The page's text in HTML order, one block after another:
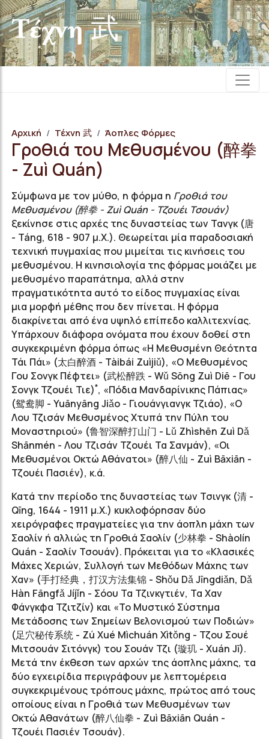
Τέχνη 武
Αρχική Τέχνη 武 Άοπλες Φόρμες
Γροθιά του Μεθυσμένου (醉拳
- Zuì Quán)
Σύμφωνα με τον μύθο, η φόρμα η Γροθιά του
Μεθυσμένου (醉拳 - Zuì Quán - Τζουέι Τσουάν)
ξεκίνησε στις αρχές της δυναστείας των Τανγκ (唐
- Táng, 618 - 907 μ.Χ.). Θεωρείται μία παραδοσιακή
τεχνική πυγμαχίας που μιμείται τις κινήσεις του
μεθυσμένου. Η κινησιολογία της φόρμας μοιάζει με
μεθυσμένο παραπάτημα, αλλά στην
πραγματικότητα αυτό το είδος πυγμαχίας είναι
μια μορφή μέθης που δεν πίνεται. Η φόρμα
διακρίνεται από ένα υψηλό επίπεδο καλλιτεχνίας.
Υπάρχουν διάφορα ονόματα που έχουν δοθεί στη
συγκεκριμένη φόρμα όπως «Η Μεθυσμένη Θεότητα
Τάι Πάι» (太白醉酒 - Tàibái Zuìjiǔ), «Ο Μεθυσμένος
Γου Σονγκ Πέφτει» (武松醉跌 - Wǔ Sōng Zuì Diē - Γου
Σονγκ Τζουέι Τιε)*, «Πόδια Μανδαρίνικης Πάπιας»
(鸳鸯脚 - Yuānyāng Jiǎo - Γιουάνγιανγκ Τζιάο), «Ο
Λου Τζισάν Μεθυσμένος Χτυπά την Πύλη του
Μοναστηριού» (鲁智深醉打山门 - Lǔ Zhìshēn Zuì Dǎ
Shānmén - Λου Τζισάν Τζουέι Τα Σανμάν), «Οι
Μεθυσμένοι Οκτώ Αθάνατοι» (醉八仙 - Ζuì Bāxiān -
Τζουέι Πασιέν), κ.ά.
Κατά την περίοδο της δυναστείας των Τσινγκ (清 -
Qīng, 1644 - 1911 μ.Χ.) κυκλοφόρησαν δύο
χειρόγραφες πραγματείες για την άοπλη μάχη των
Σαολίν ή αλλιώς τη Γροθιά Σαολίν (少林拳 - Shàolín
Quán - Σαολίν Τσουάν). Πρόκειται για το «Κλασικές
Μάχες Χεριών, Συλλογή των Μεθόδων Μάχης των
Χαν» (手打经典，打汉方法集锦 - Shǒu Dǎ Jīngdiǎn, Dǎ
Hàn Fāngfǎ Jíjǐn - Σόου Τα Τζινκγτιέν, Τα Χαν
Φάνγκφα Τζιτζίν) και «Το Μυστικό Σύστημα
Μετάδοσης των Σημείων Βελονισμού των Ποδιών»
(足穴秘传系统 - Zú Xué Mìchuán Xìtǒng - Τζου Σουέ
Μιτσουάν Σιτόνγκ) του Σουάν Τζι (璇玑 - Xuán Jī).
Μετά την έκθεση των αρχών της άοπλης μάχης, τα
δύο εγχειρίδια περιγράφουν με λεπτομέρεια
συγκεκριμένους τρόπους μάχης, πρώτος από τους
οποίους είναι η Γροθιά των Μεθυσμένων των
Οκτώ Αθανάτων (醉八仙拳 - Ζuì Bāxiān Quán -
Τζουέι Πασιέν Τσουάν).